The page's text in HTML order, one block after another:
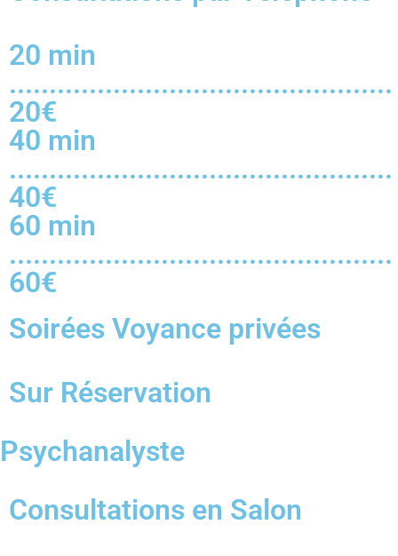
20 min
................................................
20€
40 min
................................................
40€
60 min
................................................
60€
Soirées Voyance privées
Sur Réservation
Psychanalyste
Consultations en Salon